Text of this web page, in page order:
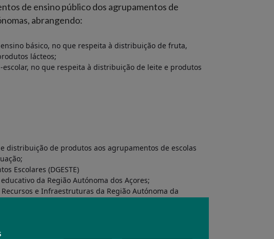
de ensino público dos agrupamentos de
abrangendo:
básico, no que respeita à distribuição de fruta,
lácteos;
no que respeita à distribuição de leite e produtos
distribuição de produtos aos agrupamentos de escolas
Escolares (DGESTE)
da Região Autónoma dos Açores;
e Infraestruturas da Região Autónoma da